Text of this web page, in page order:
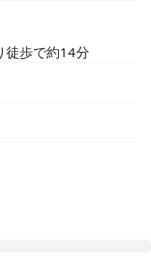
徒歩で約14分